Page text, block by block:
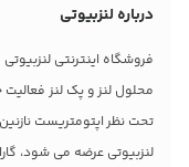
درباره لنزبیوتی
فروشگاه اینترنتی
محلول لنز و پک لنز
تحت نظر اپتومتریست
لنزبیوتی عرضه می شود،